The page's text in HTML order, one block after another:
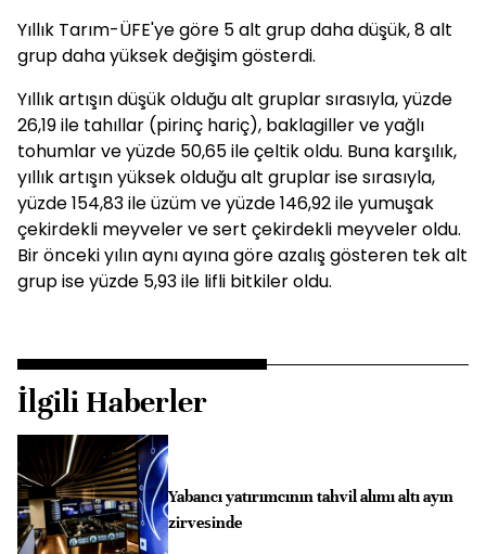
Yıllık Tarım-ÜFE'ye göre 5 alt grup daha düşük, 8 alt
grup daha yüksek değişim gösterdi.
Yıllık artışın düşük olduğu alt gruplar sırasıyla, yüzde
26,19 ile tahıllar (pirinç hariç), baklagiller ve yağlı
tohumlar ve yüzde 50,65 ile çeltik oldu. Buna karşılık,
yıllık artışın yüksek olduğu alt gruplar ise sırasıyla,
yüzde 154,83 ile üzüm ve yüzde 146,92 ile yumuşak
çekirdekli meyveler ve sert çekirdekli meyveler oldu.
Bir önceki yılın aynı ayına göre azalış gösteren tek alt
grup ise yüzde 5,93 ile lifli bitkiler oldu.
İlgili Haberler
Yabancı yatırımcının tahvil alımı altı ayın
zirvesinde